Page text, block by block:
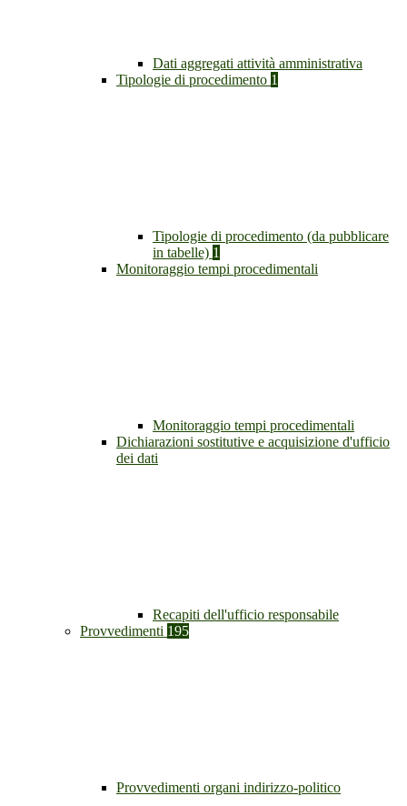
Dati aggregati attività amministrativa
Tipologie di procedimento 1
Tipologie di procedimento (da pubblicare
in tabelle) 1
Monitoraggio tempi procedimentali
Monitoraggio tempi procedimentali
Dichiarazioni sostitutive e acquisizione d'ufficio
dei dati
Recapiti dell'ufficio responsabile
Provvedimenti 195
Provvedimenti organi indirizzo-politico